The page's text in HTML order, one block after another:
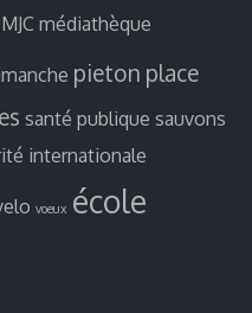
MJC médiathèque
pieton place
santé publique sauvons
internationale
voeux école